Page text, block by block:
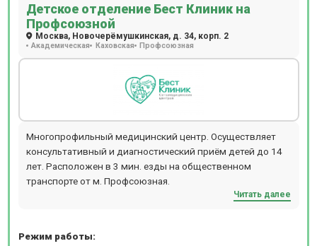
и элайнеров, все виды протезирования, лечение кариеса,
заболеваний десен, а также удаление зубов любой
сложности. Для обеспечения комфорта пациентов в
клинике предусмотрена уютная зона ожидания, где
проводятся только после предварительной записи, что
позволяет максимально эффективно организовать
Детское отделение Бест Клиник на
Профсоюзной
Москва, Новочерёмушкинская, д. 34, корп. 2
Академическая Каховская Профсоюзная
Многопрофильный медицинский центр. Осуществляет
консультативный и диагностический приём детей до 14
лет. Расположен в 3 мин. езды на общественном
транспорте от м. Профсоюзная.
Читать далее
Режим работы: